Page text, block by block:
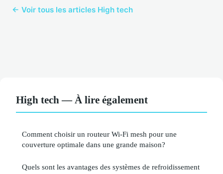
← Voir tous les articles High tech
High tech — À lire également
Comment choisir un routeur Wi-Fi mesh pour une
couverture optimale dans une grande maison?
Quels sont les avantages des systèmes de refroidissement